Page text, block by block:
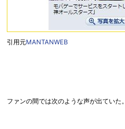
引用元MANTANWEB
ファンの間では次のような声が出ていた。